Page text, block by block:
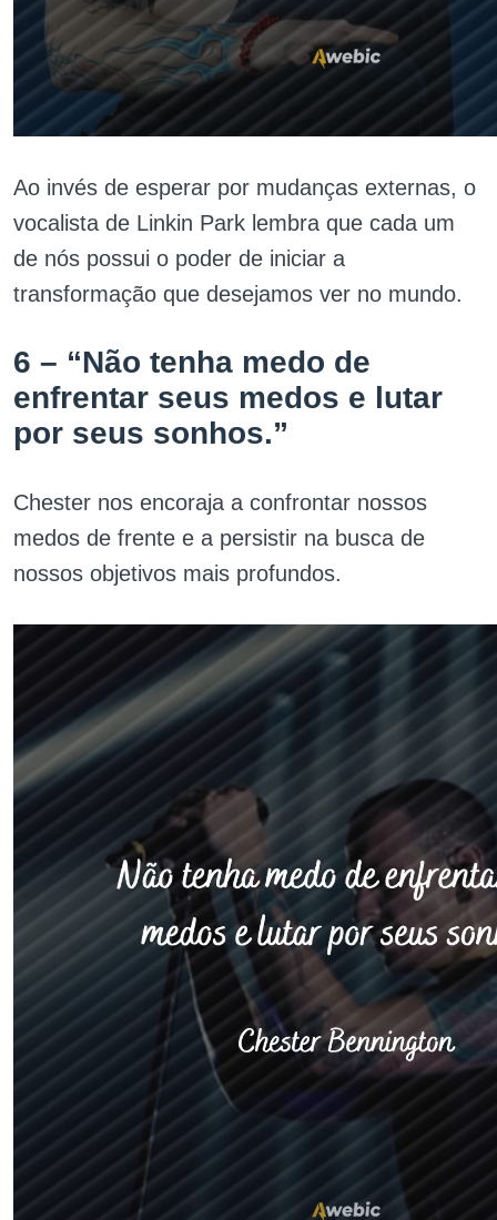
Ao invés de esperar por mudanças externas, o
vocalista de Linkin Park lembra que cada um
de nós possui o poder de iniciar a
transformação que desejamos ver no mundo.
6 – “Não tenha medo de
enfrentar seus medos e lutar
por seus sonhos.”
Chester nos encoraja a confrontar nossos
medos de frente e a persistir na busca de
nossos objetivos mais profundos.